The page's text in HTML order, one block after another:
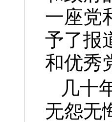
一座党
予了报
和优秀
几十
无怨无